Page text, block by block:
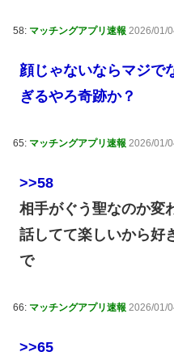
58: マッチングアプリ速報 2026/01/
顔じゃないならマジで
ぎるやろ奇跡か？
65: マッチングアプリ速報 2026/01/
>>58
相手がぐう聖なのか変
話してて楽しいから好
で
66: マッチングアプリ速報 2026/01/
>>65